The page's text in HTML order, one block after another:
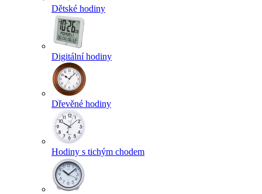
Dětské hodiny
Digitální hodiny
Dřevěné hodiny
Hodiny s tichým chodem